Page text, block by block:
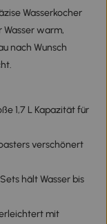
Wasserkocher
warm,
nach Wunsch
1,7 L Kapazität für
verschönert
hält Wasser bis
mit